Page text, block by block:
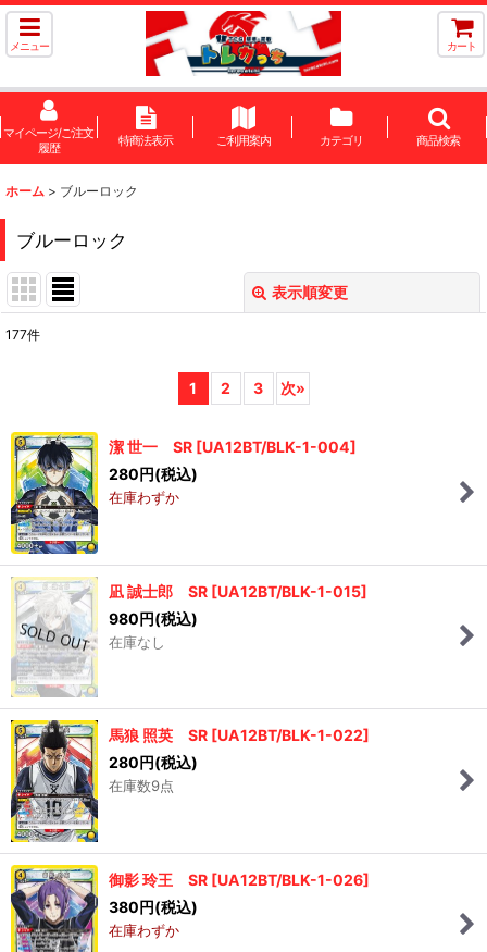
メニュー カート
マイページ/ご注文
履歴
特商法表示 ご利用案内 カテゴリ 商品検索
ホーム > ブルーロック
ブルーロック
表示順変更
在庫あり
並び順:
177件
1 2 3 次»
潔 世一 SR [UA12BT/BLK-1-004]
280円(税込)
在庫わずか
凪 誠士郎 SR [UA12BT/BLK-1-015]
980円(税込)
在庫なし
馬狼 照英 SR [UA12BT/BLK-1-022]
280円(税込)
在庫数9点
御影 玲王 SR [UA12BT/BLK-1-026]
380円(税込)
在庫わずか